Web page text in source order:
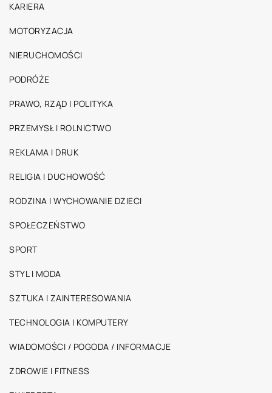
KARIERA
MOTORYZACJA
NIERUCHOMOŚCI
PODRÓŻE
PRAWO, RZĄD I POLITYKA
PRZEMYSŁ I ROLNICTWO
REKLAMA I DRUK
RELIGIA I DUCHOWOŚĆ
RODZINA I WYCHOWANIE DZIECI
SPOŁECZEŃSTWO
SPORT
STYL I MODA
SZTUKA I ZAINTERESOWANIA
TECHNOLOGIA I KOMPUTERY
WIADOMOŚCI / POGODA / INFORMACJE
ZDROWIE I FITNESS